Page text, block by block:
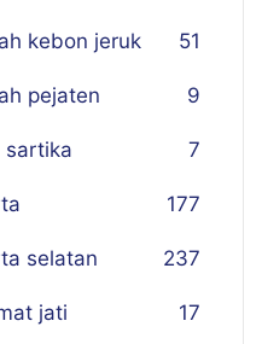
kebon jeruk 51
pejaten 9
sartika 7
177
selatan 237
jati 17